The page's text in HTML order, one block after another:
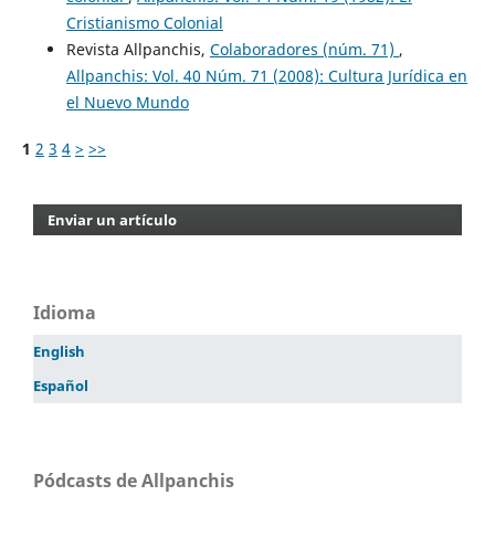
Cristianismo Colonial
Revista Allpanchis, Colaboradores (núm. 71) ,
Allpanchis: Vol. 40 Núm. 71 (2008): Cultura Jurídica en
el Nuevo Mundo
1 2 3 4 > >>
Enviar un artículo
Idioma
English
Español
Pódcasts de Allpanchis